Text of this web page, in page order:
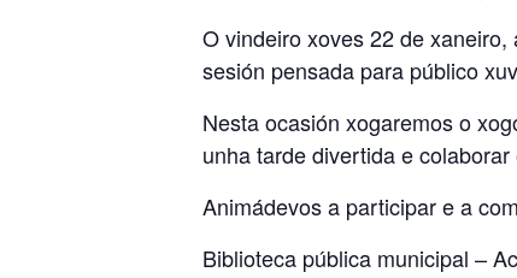
O vindeiro xoves 22 de
sesión pensada para público
Nesta ocasión xogaremos o
unha tarde divertida e colaborar
Animádevos a participar e a
Biblioteca pública municipal –